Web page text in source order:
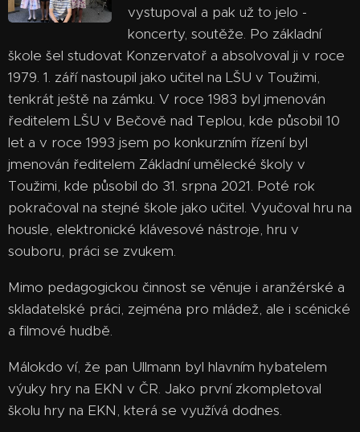
vystupoval a pak už to jelo -
koncerty, soutěže. Po základní
škole šel studovat Konzervatoř a absolvoval ji v roce
1979. 1. září nastoupil jako učitel na LŠU v Toužimi,
tenkrát ještě na zámku. V roce 1983 byl jmenován
ředitelem LŠU v Bečově nad Teplou, kde působil 10
let a v roce 1993 jsem po konkurzním řízení byl
jmenován ředitelem Základní umělecké školy v
Toužimi, kde působil do 31. srpna 2021. Poté rok
pokračoval na stejné škole jako učitel. Vyučoval hru na
housle, elektronické klávesové nástroje, hru v
souboru, práci se zvukem.
Mimo pedagogickou činnost se věnuje i aranžérské a
skladatelské práci, zejména pro mládež, ale i scénické
a filmové hudbě.
Málokdo ví, že pan Ullmann byl hlavním hybatelem
výuky hry na EKN v ČR. Jako první zkompletoval
školu hry na EKN, která se využívá dodnes.